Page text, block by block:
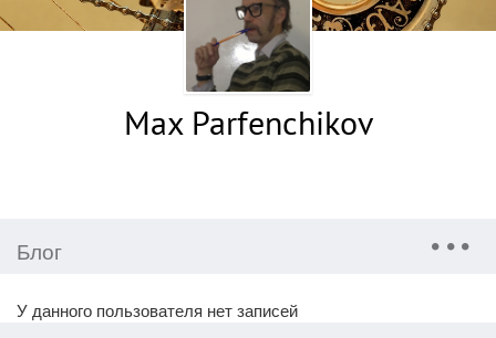
Max Parfenchikov
Блог
У данного пользователя нет записей